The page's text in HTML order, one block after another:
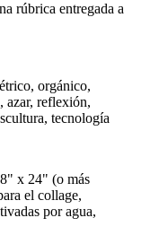
rúbrica entregada a
orgánico,
azar, reflexión,
tecnología
x 24" (o más
el collage,
por agua,